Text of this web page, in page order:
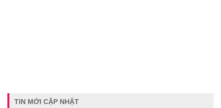
TIN MỚI CẬP NHẬT